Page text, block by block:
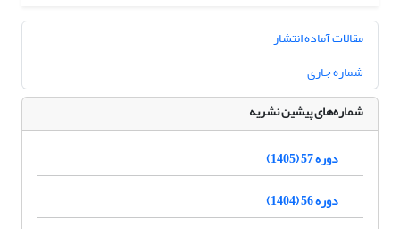
مقالات آماده انتشار
شماره جاری
شماره‌های پیشین نشریه
دوره 57 (1405)
دوره 56 (1404)